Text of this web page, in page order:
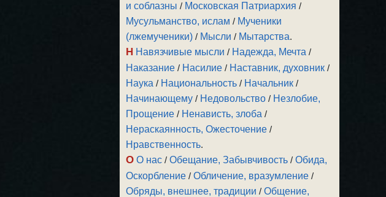
и соблазны / Московская Патриархия /
Мусульманство, ислам / Мученики
(лжемученики) / Мысли / Мытарства.
Н Навязчивые мысли / Надежда, Мечта /
Наказание / Насилие / Наставник, духовник /
Наука / Национальность / Начальник /
Начинающему / Недовольство / Незлобие,
Прощение / Ненависть, злоба /
Нераскаянность, Ожесточение /
Нравственность.
О О нас /Обещание, Забывчивость /Обида,
Оскорбление /Обличение, вразумление /
Обряды, внешнее, традиции /Общение,